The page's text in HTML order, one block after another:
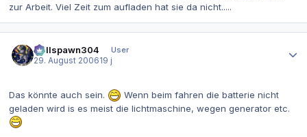
zur Arbeit. Viel Zeit zum aufladen hat sie da nicht.....
Hellspawn304
User
29. August 200619 j
Das könnte auch sein.
Wenn beim fahren die batterie nicht
geladen wird is es meist die lichtmaschine, wegen generator etc.